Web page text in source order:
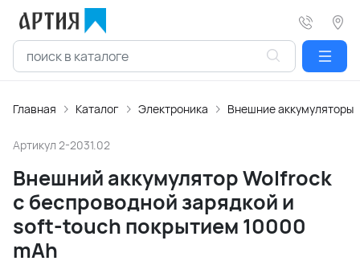
Главная Каталог Электроника Внешние аккумуляторы
Артикул 2-2031.02
Внешний аккумулятор Wolfrock
с беспроводной зарядкой и
soft-touch покрытием 10000
mAh